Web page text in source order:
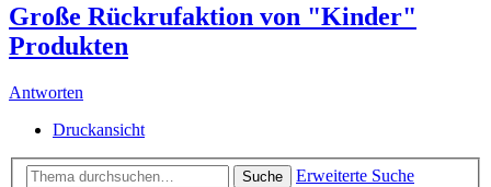
Große Rückrufaktion von "Kinder"
Produkten
Antworten
Druckansicht
Suche
Erweiterte Suche